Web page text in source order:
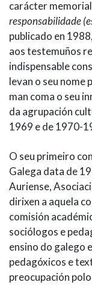
carácter
responsabilidade
publicado en
aos testemuños
indispensable
levan o seu nome
man coma o seu
da agrupación
1969 e de 1970-
O seu primeiro
Galega data de
Auriense,
dirixen a aquela
comisión
sociólogos e
ensino do galego
pedagóxicos e
preocupación